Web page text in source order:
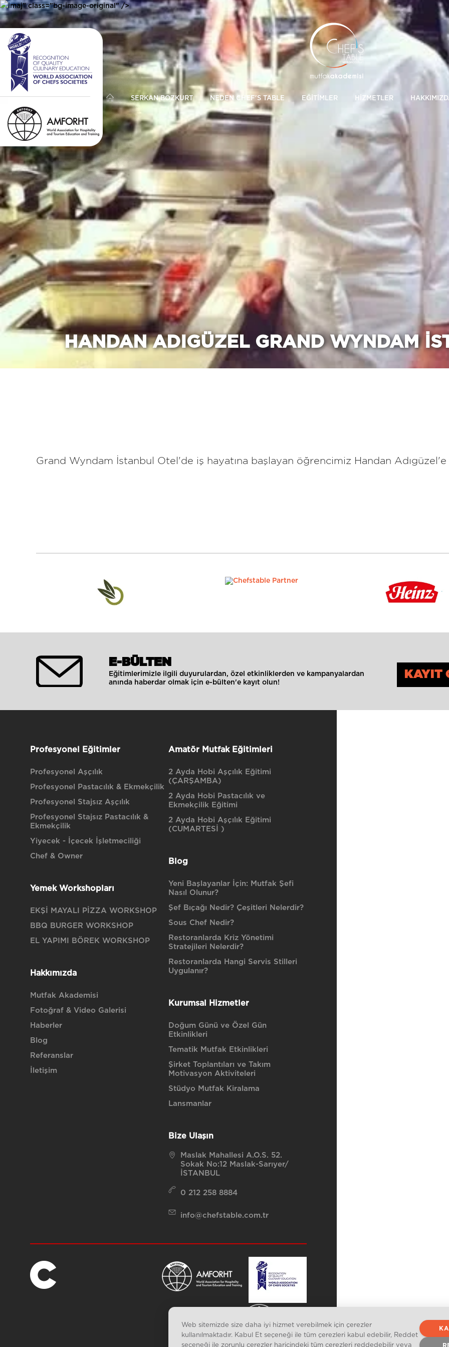
SERKAN BOZKURT NEDEN CHEF'S TABLE EĞİTİMLER HİZMETLER
imaj" class="bg-image-original" />
HANDAN ADIGÜZEL GRAND WYNDAM
Grand Wyndam İstanbul Otel'de iş hayatına başlayan öğrencimiz Handan Adıgüzel'e
E-BÜLTEN
Eğitimlerimizle ilgili duyurulardan, özel etkinliklerden ve kampanyalardan
anında haberdar olmak için e-bülten'e kayıt olun!
KAYIT
Profesyonel Eğitimler
Profesyonel Aşçılık
Profesyonel Pastacılık & Ekmekçilik
Profesyonel Stajsız Aşçılık
Profesyonel Stajsız Pastacılık &
Ekmekçilik
Yiyecek - İçecek İşletmeciliği
Chef & Owner
Yemek Workshopları
EKŞİ MAYALI PİZZA WORKSHOP
BBQ BURGER WORKSHOP
EL YAPIMI BÖREK WORKSHOP
Hakkımızda
Mutfak Akademisi
Fotoğraf & Video Galerisi
Haberler
Blog
Referanslar
İletişim
Amatör Mutfak Eğitimleri
2 Ayda Hobi Aşçılık Eğitimi
(ÇARŞAMBA)
2 Ayda Hobi Pastacılık ve
Ekmekçilik Eğitimi
2 Ayda Hobi Aşçılık Eğitimi
(CUMARTESİ )
Blog
Yeni Başlayanlar İçin: Mutfak Şefi
Nasıl Olunur?
Şef Bıçağı Nedir? Çeşitleri Nelerdir?
Sous Chef Nedir?
Restoranlarda Kriz Yönetimi
Stratejileri Nelerdir?
Restoranlarda Hangi Servis Stilleri
Uygulanır?
Kurumsal Hizmetler
Doğum Günü ve Özel Gün
Etkinlikleri
Tematik Mutfak Etkinlikleri
Şirket Toplantıları ve Takım
Motivasyon Aktiviteleri
Stüdyo Mutfak Kiralama
Lansmanlar
Bize Ulaşın
Maslak Mahallesi A.O.S. 52.
Sokak No:12 Maslak-Sarıyer/
İSTANBUL
0 212 258 8884
info@chefstable.com.tr
Web sitemizde size daha iyi hizmet verebilmek için çerezler
kullanılmaktadır. Kabul Et seçeneği ile tüm çerezleri kabul edebilir, Reddet
seçeneği ile zorunlu çerezler haricindeki tüm çerezleri reddedebilir veya